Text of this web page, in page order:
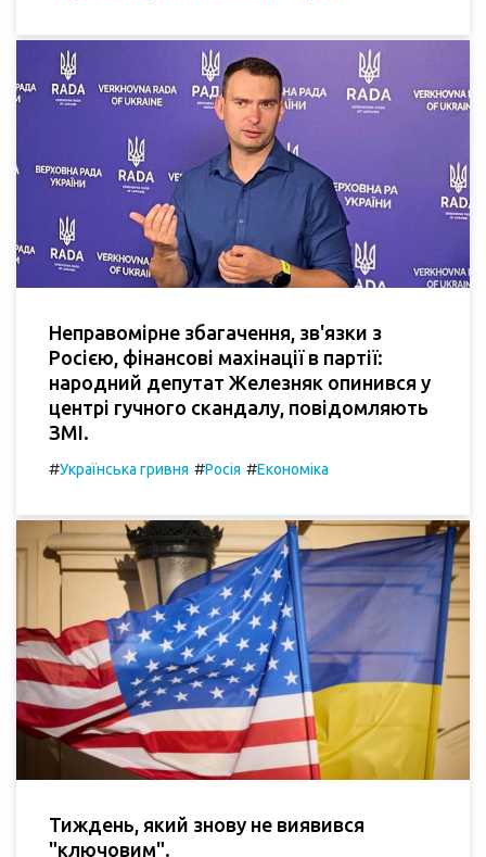
Неправомірне збагачення, зв'язки з
Росією, фінансові махінації в партії:
народний депутат Железняк опинився у
центрі гучного скандалу, повідомляють
ЗМІ.
#Українська гривня #Росія #Економіка
Тиждень, який знову не виявився
"ключовим".